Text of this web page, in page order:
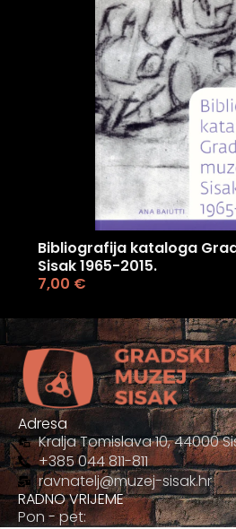
Bibliografija kataloga
Sisak 1965-2015.
7,00 €
Adresa
Kralja Tomislava 10, 44000
+385 044 811-811
ravnatelj@muzej-sisak.hr
RADNO VRIJEME
Pon - pet: